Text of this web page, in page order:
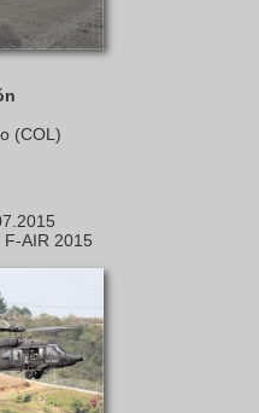
(COL)
AIR 2015